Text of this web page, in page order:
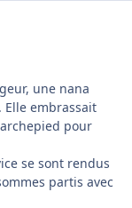
une nana
embrassait
pour
se sont rendus
partis avec